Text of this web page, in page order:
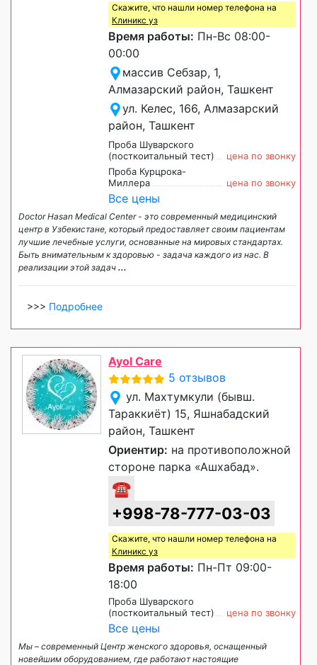
Скажите, что нашли номер телефона на
Клиникс уз
Время работы: Пн-Вс 08:00-
00:00
массив Себзар, 1,
Алмазарский район, Ташкент
ул. Келес, 166, Алмазарский
район, Ташкент
Проба Шуварского
(посткоитальный тест)
цена по звонку
Проба Курцрока-
Миллера
цена по звонку
Все цены
Doctor Hasan Medical Center - это современный медицинский
центр в Узбекистане, который предоставляет своим пациентам
лучшие лечебные услуги, основанные на мировых стандартах.
Быть внимательным к здоровью - задача каждого из нас. В
реализации этой задач ...
>>> Подробнее
Ayol Care
5 отзывов
ул. Махтумкули (бывш.
Тараккиёт) 15, Яшнабадский
район, Ташкент
Ориентир: на противоположной
стороне парка «Ашхабад».
☎
+998-78-777-03-03
Скажите, что нашли номер телефона на
Клиникс уз
Время работы: Пн-Пт 09:00-
18:00
Проба Шуварского
(посткоитальный тест)
цена по звонку
Все цены
Мы – современный Центр женского здоровья, оснащенный
новейшим оборудованием, где работают настоящие